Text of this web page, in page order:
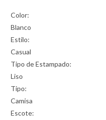
Color:
Blanco
Estilo:
Casual
Tipo de Estampado:
Liso
Tipo:
Camisa
Escote: